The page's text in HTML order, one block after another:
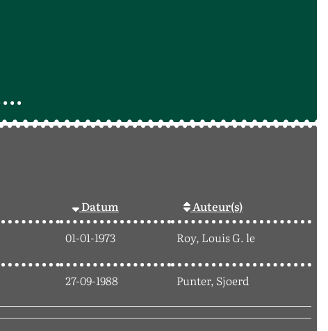
Datum
Auteur(s)
01-01-1973 Roy, Louis G. le
27-09-1988 Punter, Sjoerd